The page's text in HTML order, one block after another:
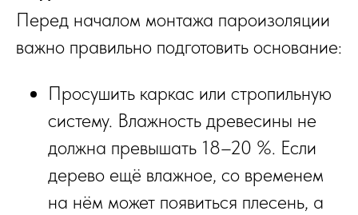
Перед началом монтажа пароизоляции
важно правильно подготовить основание:
Просушить каркас или стропильную
систему. Влажность древесины не
должна превышать 18–20 %. Если
дерево ещё влажное, со временем
на нём может появиться плесень, а